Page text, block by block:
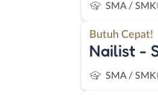
SMA / SMK
Butuh Cepat!
Nailist -
SMA / SMK